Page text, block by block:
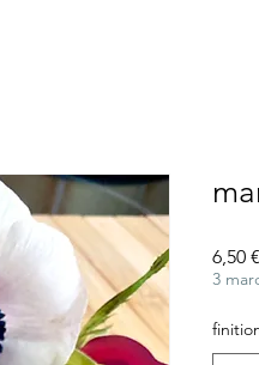
6,50 €
3